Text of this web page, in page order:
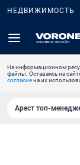
НЕДВИЖИМОСТЬ
На информационном
файлы. Оставаясь на
согласиена их
Арест топ-